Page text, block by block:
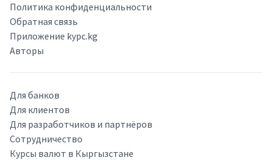
Политика конфиденциальности
Обратная связь
Приложение kypc.kg
Авторы
Для банков
Для клиентов
Для разработчиков и партнёров
Сотрудничество
Курсы валют в Кыргызстане